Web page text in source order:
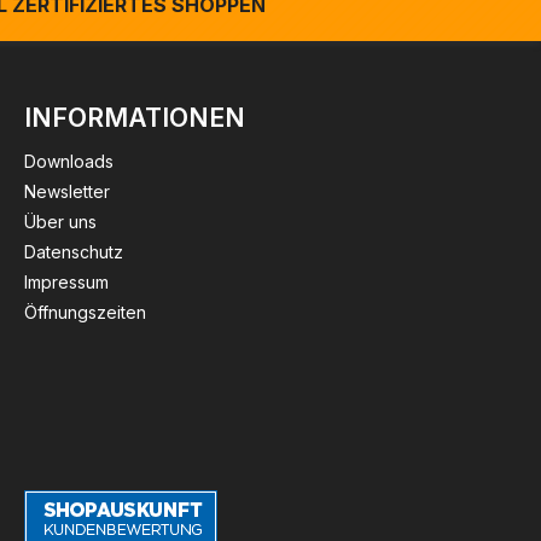
ZERTIFIZIERTES SHOPPEN
INFORMATIONEN
Downloads
Newsletter
Über uns
Datenschutz
Impressum
Öffnungszeiten